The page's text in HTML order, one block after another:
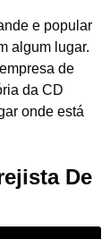
e popular
algum lugar.
de
da CD
onde está
De